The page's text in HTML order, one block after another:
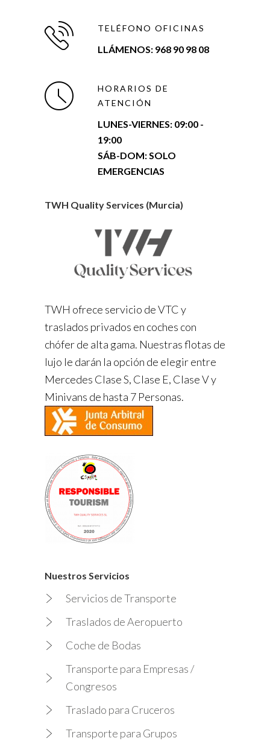
TELÉFONO OFICINAS
LLÁMENOS: 968 90 98 08
HORARIOS DE
ATENCIÓN
LUNES-VIERNES: 09:00 -
19:00
SÁB-DOM: SOLO
EMERGENCIAS
TWH Quality Services (Murcia)
TWH ofrece servicio de VTC y
traslados privados en coches con
chófer de alta gama. Nuestras flotas de
lujo le darán la opción de elegir entre
Mercedes Clase S, Clase E, Clase V y
Minivans de hasta 7 Personas.
Nuestros Servicios
Servicios de Transporte
Traslados de Aeropuerto
Coche de Bodas
Transporte para Empresas /
Congresos
Traslado para Cruceros
Transporte para Grupos